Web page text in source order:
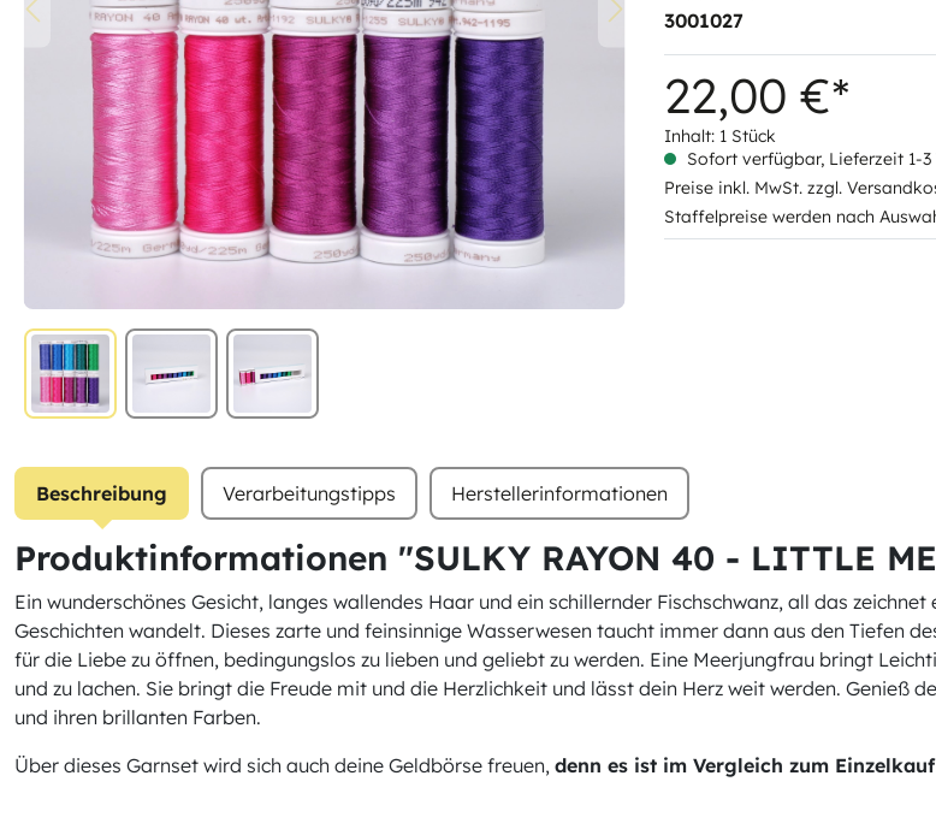
3001027
22,00 €*
Inhalt: 1 Stück
Sofort verfügbar, Lieferzeit 1-3
Preise inkl. MwSt. zzgl.
Staffelpreise werden nach
Beschreibung Verarbeitungstipps Herstellerinformationen
Produktinformationen "SULKY RAYON 40 - LITTLE
Ein wunderschönes Gesicht, langes wallendes Haar und ein schillernder Fischschwanz, all das
Geschichten wandelt. Dieses zarte und feinsinnige Wasserwesen taucht immer dann aus den Tiefen
für die Liebe zu öffnen, bedingungslos zu lieben und geliebt zu werden. Eine Meerjungfrau bringt
und zu lachen. Sie bringt die Freude mit und die Herzlichkeit und lässt dein Herz weit werden. Genieß
und ihren brillanten Farben.
Über dieses Garnset wird sich auch deine Geldbörse freuen, denn es ist im Vergleich zum